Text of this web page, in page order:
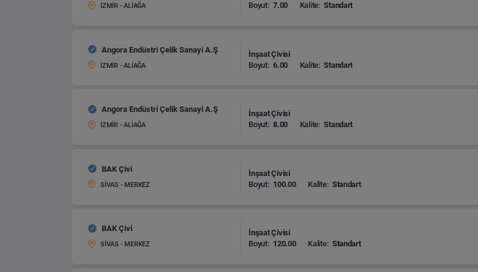
İZMİR - ALİAĞA
Boyut: 7.00 Kalite: Standart
Angora Endüstri Çelik Sanayi A.Ş
İZMİR - ALİAĞA
İnşaat Çivisi
Boyut: 6.00 Kalite: Standart
Angora Endüstri Çelik Sanayi A.Ş
İZMİR - ALİAĞA
İnşaat Çivisi
Boyut: 8.00 Kalite: Standart
BAK Çivi
SİVAS - MERKEZ
İnşaat Çivisi
Boyut: 100.00 Kalite: Standart
BAK Çivi
SİVAS - MERKEZ
İnşaat Çivisi
Boyut: 120.00 Kalite: Standart